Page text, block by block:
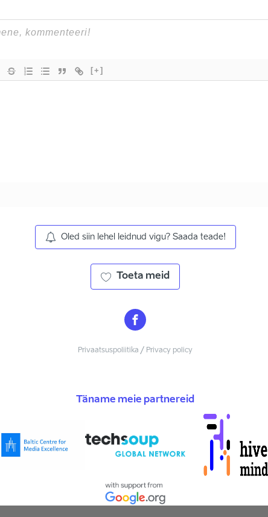
[+]
Oled siin lehel leidnud vigu? Saada teade!
Toeta meid
Privaatsuspoliitika / Privacy policy
Täname meie partnereid